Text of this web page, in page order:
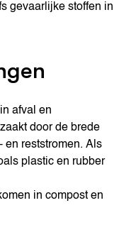
gevaarlijke stoffen in
afval en
door de brede
en reststromen. Als
plastic en rubber
in compost en